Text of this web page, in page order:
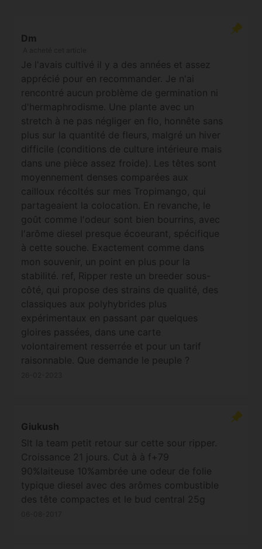
Dm
Je l'avais cultivé il y a des années et assez
apprécié pour en recommander. Je n'ai
rencontré aucun problème de germination ni
d'hermaphrodisme. Une plante avec un
stretch à ne pas négliger en flo, honnête sans
plus sur la quantité de fleurs, malgré un hiver
difficile (conditions de culture intérieure mais
dans une pièce assez froide). Les têtes sont
moyennement denses comparées aux
cailloux récoltés sur mes Tropimango, qui
partageaient la colocation. En revanche, le
goût comme l'odeur sont bien bourrins, avec
l'arôme diesel presque écoeurant, spécifique
à cette souche. Exactement comme dans
mon souvenir, un point en plus pour la
stabilité. ref, Ripper reste un breeder sous-
côté, qui propose des strains de qualité, des
classiques aux polyhybrides plus
expérimentaux en passant par quelques
gloires passées, dans une carte
volontairement resserrée et pour un tarif
raisonnable. Que demande le peuple ?
Giukush
Slt la team petit retour sur cette sour ripper.
Croissance 21 jours. Cut à à f+79
90%laiteuse 10%ambrée une odeur de folie
typique diesel avec des arômes combustible
des tête compactes et le bud central 25g